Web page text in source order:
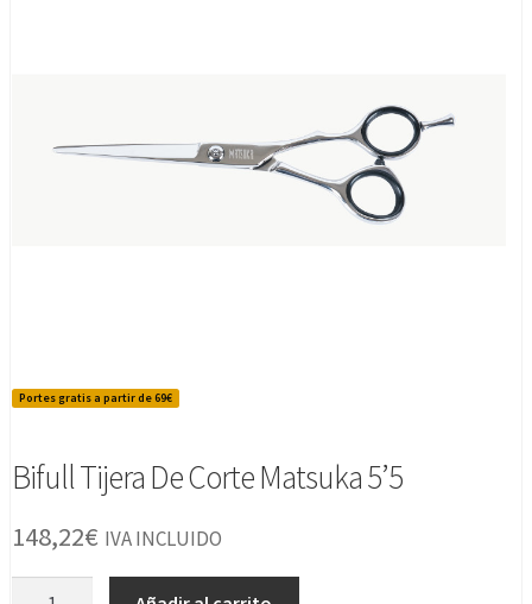
Portes gratis a partir de 69€
Bifull Tijera De Corte Matsuka 5’5
148,22€ IVA INCLUIDO